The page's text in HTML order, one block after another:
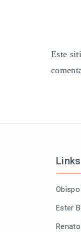
Este
Links
Ester